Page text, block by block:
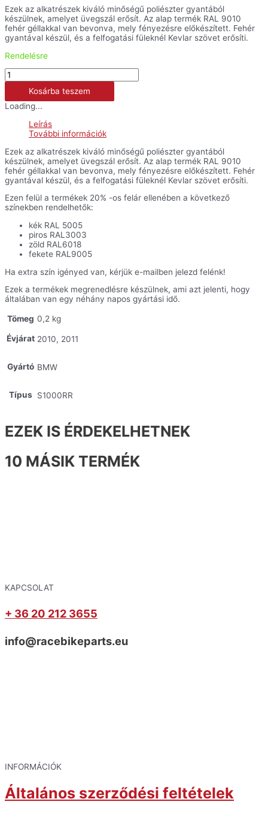
Ezek az alkatrészek kiváló minőségű poliészter gyantából
készülnek, amelyet üvegszál erősít. Az alap termék RAL 9010
fehér géllakkal van bevonva, mely fényezésre előkészített. Fehér
gyantával készül, és a felfogatási füleknél Kevlar szövet erősíti.
Rendelésre
Fejidom
-
S1000RR
mennyiség
Kosárba teszem
Loading...
Leírás
További információk
Ezek az alkatrészek kiváló minőségű poliészter gyantából
készülnek, amelyet üvegszál erősít. Az alap termék RAL 9010
fehér géllakkal van bevonva, mely fényezésre előkészített. Fehér
gyantával készül, és a felfogatási füleknél Kevlar szövet erősíti.
Ezen felül a termékek 20% -os felár ellenében a következő
színekben rendelhetők:
kék RAL 5005
piros RAL3003
zöld RAL6018
fekete RAL9005
Ha extra szín igényed van, kérjük e-mailben jelezd felénk!
Ezek a termékek megrenedlésre készülnek, ami azt jelenti, hogy
általában van egy néhány napos gyártási idő.
Tömeg 0,2 kg
Évjárat 2010, 2011
Gyártó BMW
Típus S1000RR
EZEK IS ÉRDEKELHETNEK
10 MÁSIK TERMÉK
KAPCSOLAT
+ 36 20 212 3655
info@racebikeparts.eu
INFORMÁCIÓK
Általános szerződési feltételek